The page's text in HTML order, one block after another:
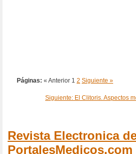
Páginas: « Anterior 1 2 Siguiente »
Siguiente: El Clitoris. Aspectos
Revista Electronica
PortalesMedicos.com